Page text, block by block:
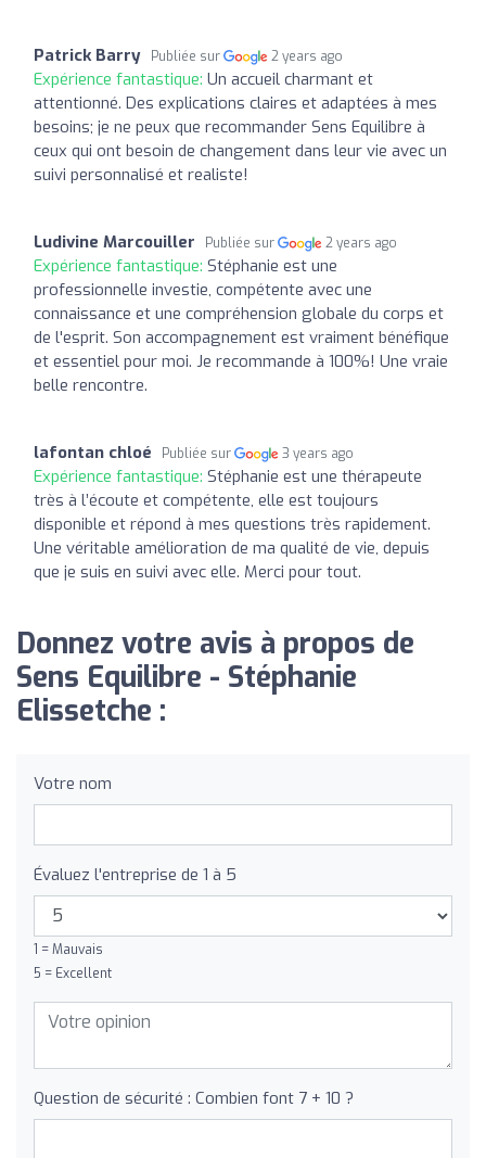
Patrick Barry Publiée sur 2 years ago
Expérience fantastique: Un accueil charmant et
attentionné. Des explications claires et adaptées à mes
besoins; je ne peux que recommander Sens Equilibre à
ceux qui ont besoin de changement dans leur vie avec un
suivi personnalisé et realiste!
Ludivine Marcouiller Publiée sur 2 years ago
Expérience fantastique: Stéphanie est une
professionnelle investie, compétente avec une
connaissance et une compréhension globale du corps et
de l'esprit. Son accompagnement est vraiment bénéfique
et essentiel pour moi. Je recommande à 100%! Une vraie
belle rencontre.
lafontan chloé Publiée sur 3 years ago
Expérience fantastique: Stéphanie est une thérapeute
très à l’écoute et compétente, elle est toujours
disponible et répond à mes questions très rapidement.
Une véritable amélioration de ma qualité de vie, depuis
que je suis en suivi avec elle. Merci pour tout.
Donnez votre avis à propos de
Sens Equilibre - Stéphanie
Elissetche :
Votre nom
Évaluez l'entreprise de 1 à 5
1 = Mauvais
5 = Excellent
Question de sécurité : Combien font 7 + 10 ?